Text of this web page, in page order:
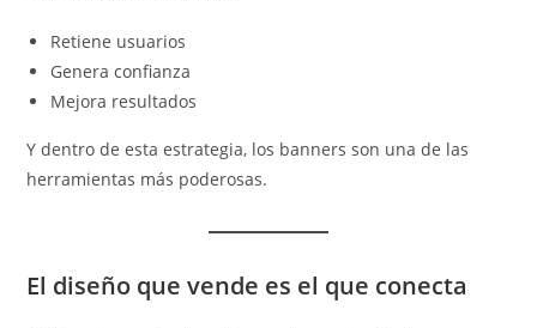
Retiene usuarios
Genera confianza
Mejora resultados
Y dentro de esta estrategia, los banners son una de las
herramientas más poderosas.
El diseño que vende es el que conecta